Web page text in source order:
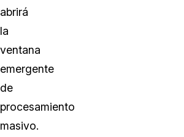
abrirá
la
ventana
emergente
de
procesamiento
masivo.